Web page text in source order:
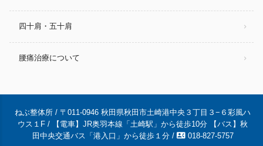
四十肩・五十肩
腰痛治療について
ねぶ整体所 / 〒011-0946 秋田県秋田市土崎港中央３丁目３−６彩風ハ
ウス１F / 【電車】JR奥羽本線「土崎駅」から徒歩10分 【バス】秋
田中央交通バス「港入口」から徒歩１分 / contact_phone018-827-5757